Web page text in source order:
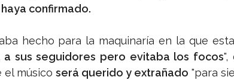
confirmado.
hecho para la maquinaría en la que
a sus seguidores pero evitaba los focos",
el músico será querido y extrañado "para